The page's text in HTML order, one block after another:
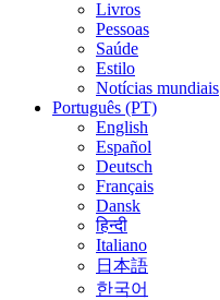
Livros
Pessoas
Saúde
Estilo
Notícias mundiais
Português (PT)
English
Español
Deutsch
Français
Dansk
हिन्दी
Italiano
日本語
한국어